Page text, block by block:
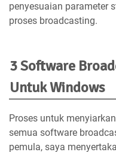
penyesuaian parameter
proses broadcasting.
3 Software
Untuk Windows
Proses untuk
semua software
pemula, saya